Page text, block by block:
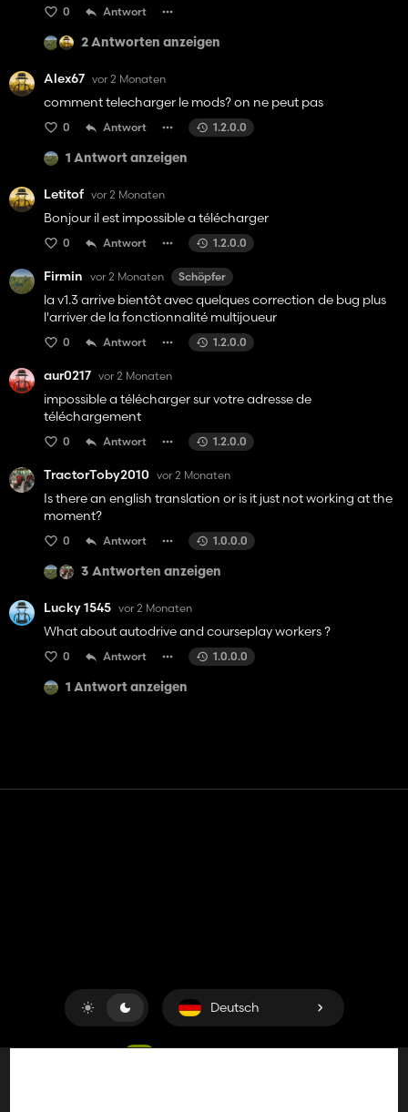
0 Antwort
2 Antworten anzeigen
Alex67 vor 2 Monaten
comment telecharger le mods? on ne peut pas
0 Antwort 1.2.0.0
1 Antwort anzeigen
Letitof vor 2 Monaten
Bonjour il est impossible a télécharger
0 Antwort 1.2.0.0
Firmin vor 2 Monaten Schöpfer
la v1.3 arrive bientôt avec quelques correction de bug plus
l'arriver de la fonctionnalité multijoueur
0 Antwort 1.2.0.0
aur0217 vor 2 Monaten
impossible a télécharger sur votre adresse de
téléchargement
0 Antwort 1.2.0.0
TractorToby2010 vor 2 Monaten
Is there an english translation or is it just not working at the
moment?
0 Antwort 1.0.0.0
3 Antworten anzeigen
Lucky 1545 vor 2 Monaten
What about autodrive and courseplay workers ?
0 Antwort 1.0.0.0
1 Antwort anzeigen
Deutsch